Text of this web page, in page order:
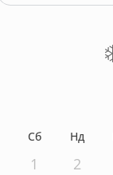
Сб Нд
1 2